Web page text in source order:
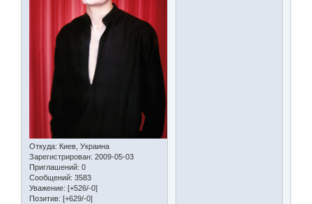
Откуда: Киев, Украина
Зарегистрирован: 2009-05-03
Приглашений: 0
Сообщений: 3583
Уважение: [+526/-0]
Позитив: [+629/-0]